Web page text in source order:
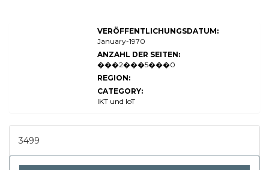
(Transport, Lagerung,
Getränke,
andere) und regionale
VERÖFFENTLICHUNGSDATUM:
January-1970
ANZAHL DER SEITEN:
���2���5���0
REGION:
CATEGORY:
IKT und IoT
3499